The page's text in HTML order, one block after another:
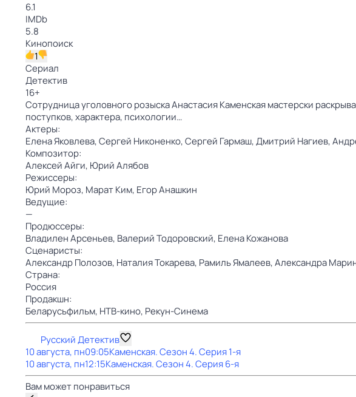
6.1
IMDb
5.8
Кинопоиск
1
Сериал
Детектив
16+
Сотрудница уголовного розыска Анастасия Каменская мастерски
поступков, характера, психологии…
Актеры:
Елена Яковлева,Сергей Никоненко,Сергей Гармаш,Дмитрий Нагиев,
Композитор:
Алексей Айги, Юрий Алябов
Режиссеры:
Юрий Мороз, Марат Ким, Егор Анашкин
Ведущие:
—
Продюссеры:
Владилен Арсеньев, Валерий Тодоровский, Елена Кожанова
Сценаристы:
Александр Полозов, Наталия Токарева, Рамиль Ямалеев,Александра
Страна:
Россия
Продакшн:
Беларусьфильм, НТВ-кино, Рекун-Синема
Русский Детектив
10 августа, пн09:05Каменская. Сезон 4. Серия 1-я
10 августа, пн12:15Каменская. Сезон 4. Серия 6-я
Вам может понравиться